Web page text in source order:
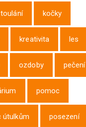
kočky
kreativita les
ozdoby pečení
pomoc
útulkům posezení